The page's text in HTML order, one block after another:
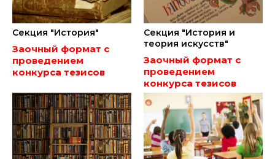
Секция "История"
Заочный формат с
проведением
конкурса тезисов
Секция "История и
теория искусств"
Заочный формат с
проведением
конкурса тезисов